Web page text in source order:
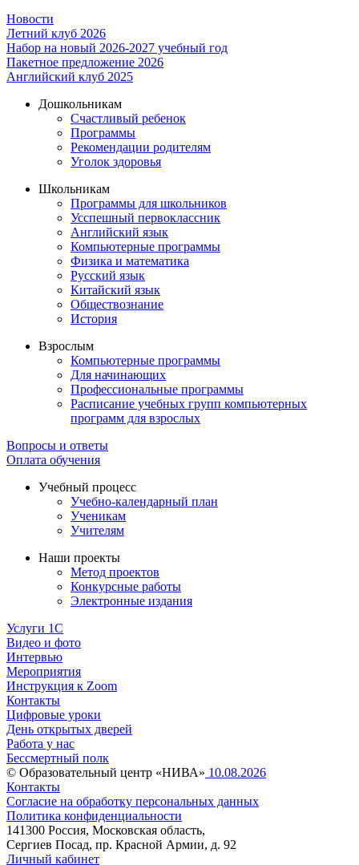
Новости
Летний клуб 2026
Набор на новый 2026-2027 учебный год
Пакетное предложение 2026
Английский клуб 2025
Дошкольникам
Счастливый ребенок
Программы
Рекомендации родителям
Уголок здоровья
Школьникам
Программы для школьников
Усспешный первоклассник
Английский язык
Компьютерные программы
Физика и математика
Русский язык
Китайский язык
Обществознание
История
Взрослым
Компьютерные программы
Для начинающих
Профессиональные программы
Расписание учебных групп компьютерных
программ для взрослых
Вопросы и ответы
Оплата обучения
Учебный процесс
Учебно-календарный план
Ученикам
Учителям
Наши проекты
Метод проектов
Конкурсные работы
Электронные издания
Услуги 1C
Видео и фото
Интервью
Мероприятия
Инструкция к Zoom
Контакты
Цифровые уроки
День открытых дверей
Работа у нас
Бессмертный полк
© Образовательный центр «НИВА» 10.08.2026
Контакты
Согласие на обработку персональных данных
Политика конфиденциальности
141300 Россия, Московская область,
Сергиев Посад, пр. Красной Армии, д. 92
Личный кабинет